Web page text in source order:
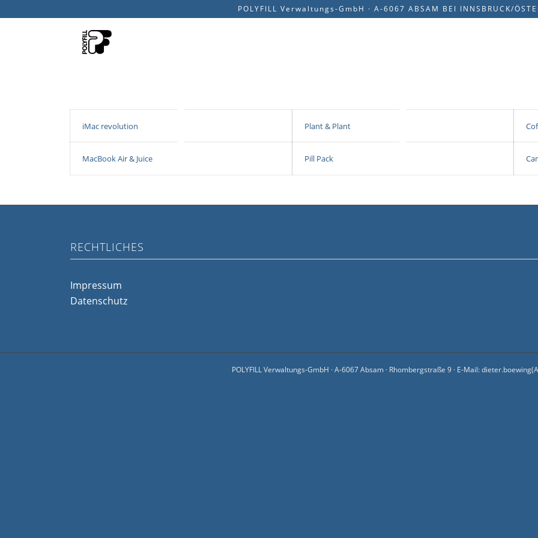
POLYFILL Verwaltungs-GmbH · A-6067 ABSAM BEI INNSBRUCK/
iMac revolution Plant & Plant
MacBook Air & Juice Pill Pack
RECHTLICHES
Impressum
Datenschutz
POLYFILL Verwaltungs-GmbH · A-6067 Absam · Rhombergstraße 9 · E-Mail: